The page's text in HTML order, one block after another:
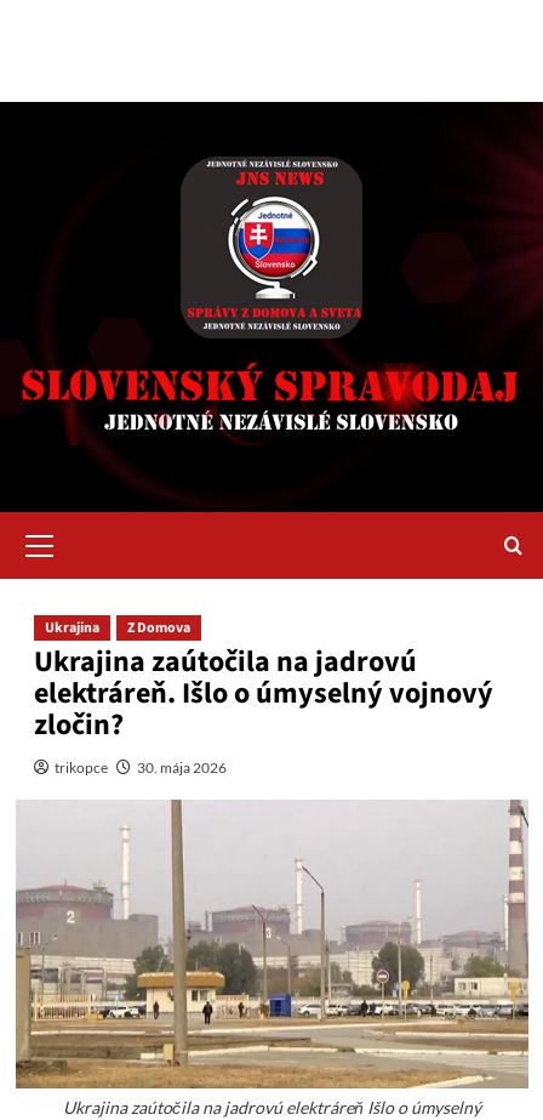
Menu
Ukrajina Z Domova
Ukrajina zaútočila na jadrovú
elektráreň. Išlo o úmyselný vojnový
zločin?
trikopce 30. mája 2026
Ukrajina zaútočila na jadrovú elektráreň Išlo o úmyselný